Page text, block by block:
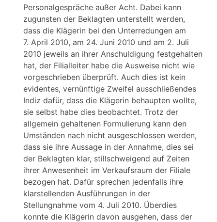
Personalgespräche außer Acht. Dabei kann
zugunsten der Beklagten unterstellt werden,
dass die Klägerin bei den Unterredungen am
7. April 2010, am 24. Juni 2010 und am 2. Juli
2010 jeweils an ihrer Anschuldigung festgehalten
hat, der Filialleiter habe die Ausweise nicht wie
vorgeschrieben überprüft. Auch dies ist kein
evidentes, vernünftige Zweifel ausschließendes
Indiz dafür, dass die Klägerin behaupten wollte,
sie selbst habe dies beobachtet. Trotz der
allgemein gehaltenen Formulierung kann den
Umständen nach nicht ausgeschlossen werden,
dass sie ihre Aussage in der Annahme, dies sei
der Beklagten klar, stillschweigend auf Zeiten
ihrer Anwesenheit im Verkaufsraum der Filiale
bezogen hat. Dafür sprechen jedenfalls ihre
klarstellenden Ausführungen in der
Stellungnahme vom 4. Juli 2010. Überdies
konnte die Klägerin davon ausgehen, dass der